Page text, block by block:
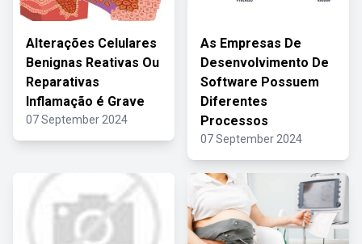
Alterações Celulares
Benignas Reativas Ou
Reparativas
Inflamação é Grave
07 September 2024
As Empresas De
Desenvolvimento De
Software Possuem
Diferentes
Processos
07 September 2024